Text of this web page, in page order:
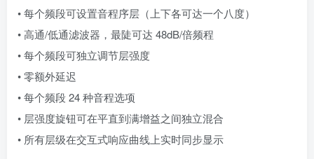
• 每个频段可设置音程序层（上下各可达一个八度）
• 高通/低通滤波器，最陡可达 48dB/倍频程
• 每个频段可独立调节层强度
• 零额外延迟
• 每个频段 24 种音程选项
• 层强度旋钮可在平直到满增益之间独立混合
• 所有层级在交互式响应曲线上实时同步显示